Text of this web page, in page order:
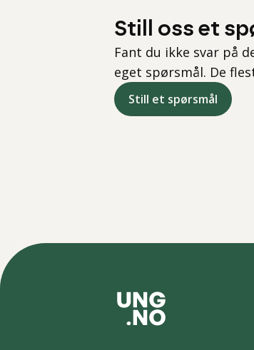
Still oss et
Fant du ikke svar på
eget spørsmål. De
Still et spørsmål